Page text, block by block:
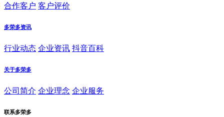
合作客户 客户评价
多荣多资讯
行业动态 企业资讯 抖音百科
关于多荣多
公司简介 企业理念 企业服务
联系多荣多